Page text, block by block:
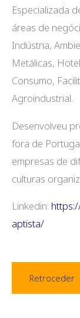
Especializada
áreas de
Indústria,
Metálicas,
Consumo,
Agroindustrial.
Desenvolveu
fora de
empresas de
culturas
Linkedin:
aptista/
Retroceder